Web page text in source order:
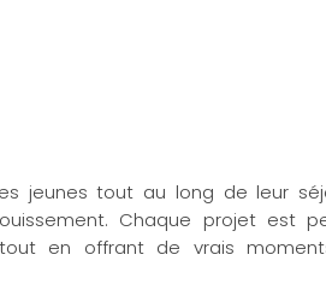
jeunes tout au long de leur
Chaque projet est
en offrant de vrais